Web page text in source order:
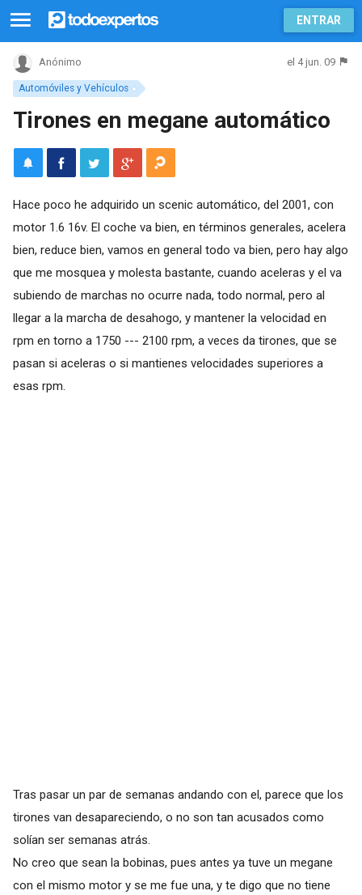
ENTRAR
Automóviles y Vehículos
Anónimo el 4 jun. 09
Tirones en megane automático
Hace poco he adquirido un scenic automático, del 2001, con
motor 1.6 16v. El coche va bien, en términos generales, acelera
bien, reduce bien, vamos en general todo va bien, pero hay algo
que me mosquea y molesta bastante, cuando aceleras y el va
subiendo de marchas no ocurre nada, todo normal, pero al
llegar a la marcha de desahogo, y mantener la velocidad en
rpm en torno a 1750 --- 2100 rpm, a veces da tirones, que se
pasan si aceleras o si mantienes velocidades superiores a
esas rpm.
Tras pasar un par de semanas andando con el, parece que los
tirones van desapareciendo, o no son tan acusados como
solían ser semanas atrás.
No creo que sean la bobinas, pues antes ya tuve un megane
con el mismo motor y se me fue una, y te digo que no tiene